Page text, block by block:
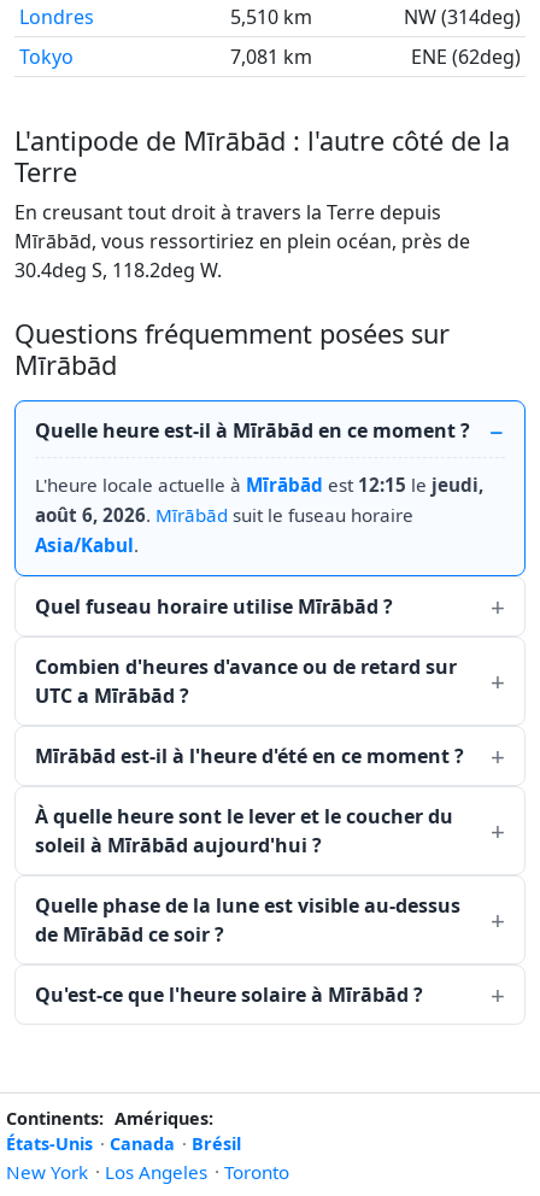
Londres 5,510 km
NW (314deg)
Tokyo
7,081 km ENE (62deg)
L'antipode de Mīrābād : l'autre côté de la
Terre
En creusant tout droit à travers la Terre depuis
Mīrābād, vous ressortiriez en plein océan, près de
30.4deg S, 118.2deg W.
Questions fréquemment posées sur
Mīrābād
Quelle heure est-il à Mīrābād en ce moment ?
L'heure locale actuelle à Mīrābād est 12:15 le jeudi,
août 6, 2026. Mīrābād suit le fuseau horaire
Asia/Kabul.
Quel fuseau horaire utilise Mīrābād ?
Combien d'heures d'avance ou de retard sur
UTC a Mīrābād ?
Mīrābād est-il à l'heure d'été en ce moment ?
À quelle heure sont le lever et le coucher du
soleil à Mīrābād aujourd'hui ?
Quelle phase de la lune est visible au-dessus
de Mīrābād ce soir ?
Qu'est-ce que l'heure solaire à Mīrābād ?
Continents: Amériques:
États-Unis · Canada · Brésil
New York · Los Angeles · Toronto